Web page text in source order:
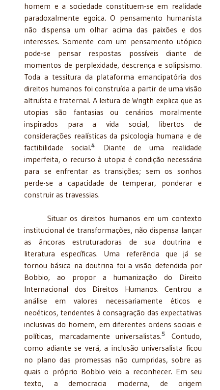
homem e a sociedade constituem-se em realidade
paradoxalmente egoica. O pensamento humanista
não dispensa um olhar acima das paixões e dos
interesses. Somente com um pensamento utópico
pode-se pensar respostas possíveis diante de
momentos de perplexidade, descrença e solipsismo.
Toda a tessitura da plataforma emancipatória dos
direitos humanos foi construída a partir de uma visão
altruísta e fraternal. A leitura de Wrigth explica que as
utopias são fantasias ou cenários moralmente
inspirados para a vida social, libertos de
considerações realísticas da psicologia humana e de
factibilidade social.4
Diante de uma realidade
imperfeita, o recurso à utopia é condição necessária
para se enfrentar as transições; sem os sonhos
perde-se a capacidade de temperar, ponderar e
construir as travessias.
Situar os direitos humanos em um contexto
institucional de transformações, não dispensa lançar
as âncoras estruturadoras de sua doutrina e
literatura específicas. Uma referência que já se
tornou básica na doutrina foi a visão defendida por
Bobbio, ao propor a humanização do Direito
Internacional dos Direitos Humanos. Centrou a
análise em valores necessariamente éticos e
neoéticos, tendentes à consagração das expectativas
inclusivas do homem, em diferentes ordens sociais e
políticas, marcadamente universalistas.5
Contudo,
como adiante se verá, a inclusão universalista ficou
no plano das promessas não cumpridas, sobre as
quais o próprio Bobbio veio a reconhecer. Em seu
texto, a democracia moderna, de origem